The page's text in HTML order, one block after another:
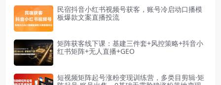
民宿抖音小红书视频号获客，账号冷启动口播模
板爆款文案直播投流
矩阵获客线下课：基建三件套+风控策略+抖音小
红书矩阵+无人直播+GEO
短视频矩阵起号涨粉变现训练营，多类目剪辑·矩